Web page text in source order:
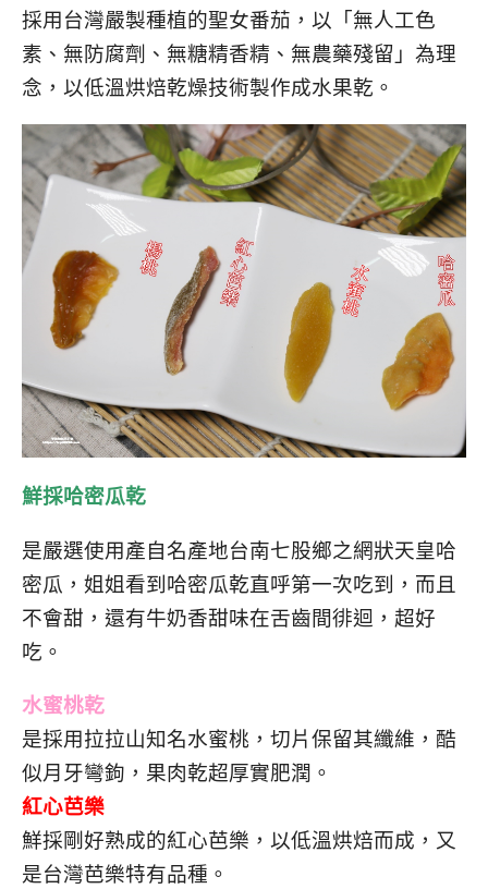
採用台灣嚴製種植的聖女番茄，以「無人工色
素、無防腐劑、無糖精香精、無農藥殘留」為理
念，以低溫烘焙乾燥技術製作成水果乾。
鮮採哈密瓜乾
是嚴選使用產自名產地台南七股鄉之網狀天皇哈
密瓜，姐姐看到哈密瓜乾直呼第一次吃到，而且
不會甜，還有牛奶香甜味在舌齒間徘迴，超好
吃。
水蜜桃乾
是採用拉拉山知名水蜜桃，切片保留其纖維，酷
似月牙彎鉤，果肉乾超厚實肥潤。
紅心芭樂
鮮採剛好熟成的紅心芭樂，以低溫烘焙而成，又
是台灣芭樂特有品種。